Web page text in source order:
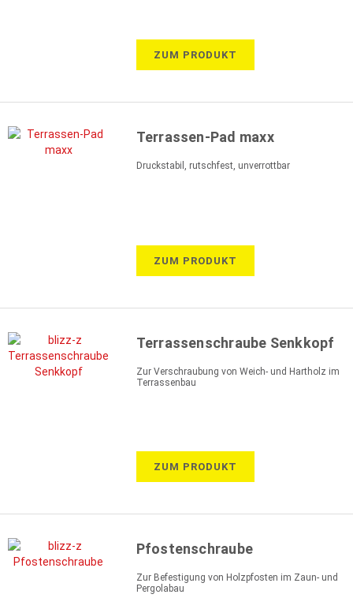
ZUM PRODUKT
Terrassen-Pad maxx
Druckstabil, rutschfest, unverrottbar
ZUM PRODUKT
Terrassenschraube Senkkopf
Zur Verschraubung von Weich- und Hartholz im
Terrassenbau
ZUM PRODUKT
Pfostenschraube
Zur Befestigung von Holzpfosten im Zaun- und
Pergolabau